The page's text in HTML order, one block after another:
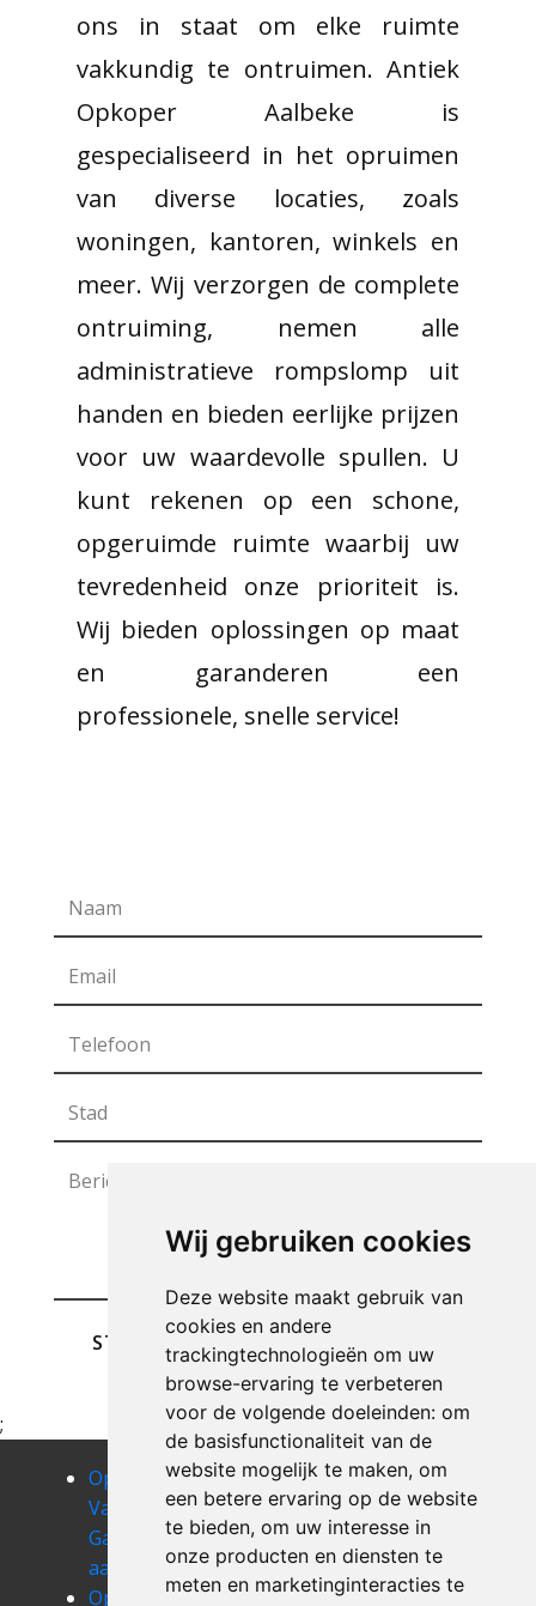
Wij gebruiken cookies
Deze website maakt gebruik van
cookies en andere
trackingtechnologieën om uw
browse-ervaring te verbeteren
voor de volgende doeleinden: om
de basisfunctionaliteit van de
website mogelijk te maken, om
een betere ervaring op de website
te bieden, om uw interesse in
onze producten en diensten te
meten en marketinginteracties te
ons in staat om elke ruimte
vakkundig te ontruimen. Antiek
Opkoper Aalbeke is
gespecialiseerd in het opruimen
van diverse locaties, zoals
woningen, kantoren, winkels en
meer. Wij verzorgen de complete
ontruiming, nemen alle
administratieve rompslomp uit
handen en bieden eerlijke prijzen
voor uw waardevolle spullen. U
kunt rekenen op een schone,
opgeruimde ruimte waarbij uw
tevredenheid onze prioriteit is.
Wij bieden oplossingen op maat
en garanderen een
professionele, snelle service!
STUREN
;
Opruimen
Van Uw
Garage
aarsele
Opruimen
Van Uw
Garage
aartrijke
Opruimen
Van Uw
Garage
adinkerke
Opruimen
Opruimen Opruimen